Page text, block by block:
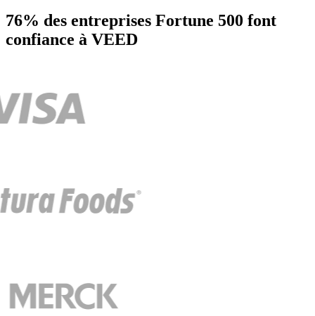
76% des entreprises Fortune 500 font
confiance à VEED